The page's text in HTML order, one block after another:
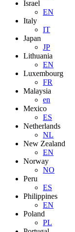
Israel
EN
Italy
IT
Japan
JP
Lithuania
EN
Luxembourg
FR
Malaysia
en
Mexico
ES
Netherlands
NL
New Zealand
EN
Norway
NO
Peru
ES
Philippines
EN
Poland
PL